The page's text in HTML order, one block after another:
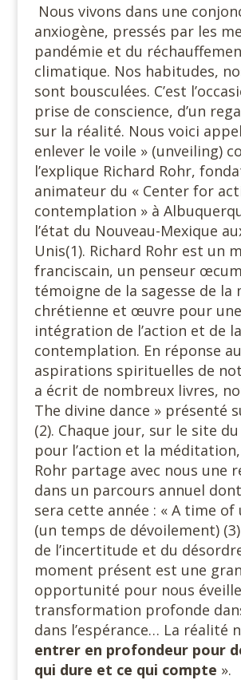
Nous vivons dans une
anxiogène, pressés par les
pandémie et du
climatique. Nos habitudes,
sont bousculées. C’est
prise de conscience, d’un
sur la réalité. Nous voici
enlever le voile » (unveiling)
l’explique Richard Rohr,
animateur du « Center for
contemplation » à
l’état du Nouveau-Mexique
Unis(1). Richard Rohr est un
franciscain, un penseur
témoigne de la sagesse de la
chrétienne et œuvre pour une
intégration de l’action et de la
contemplation. En réponse
aspirations spirituelles de
a écrit de nombreux livres,
The divine dance » présenté
(2). Chaque jour, sur le site
pour l’action et la
Rohr partage avec nous une
dans un parcours annuel
sera cette année : « A time of
(un temps de dévoilement)
de l’incertitude et du
moment présent est une
opportunité pour nous
transformation profonde
dans l’espérance… La réalité
entrer en profondeur pour
qui dure et ce qui compte ».